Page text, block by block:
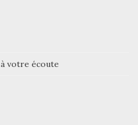
votre écoute